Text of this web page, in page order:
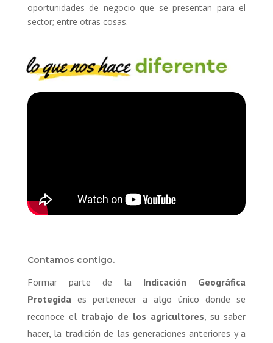
oportunidades de negocio que se presentan para el
sector; entre otras cosas.
Contamos contigo.
Formar parte de la Indicación Geográfica
Protegida es pertenecer a algo único donde se
reconoce el trabajo de los agricultores , su saber
hacer, la tradición de las generaciones anteriores y a